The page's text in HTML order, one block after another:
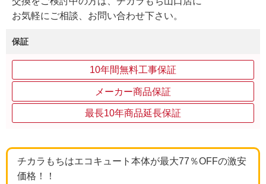
お気軽にご相談、お問い合わせ下さい。
保証
10年間無料工事保証
メーカー商品保証
最長10年商品延長保証
チカラもちはエコキュート本体が最大77％OFFの激安
価格！！